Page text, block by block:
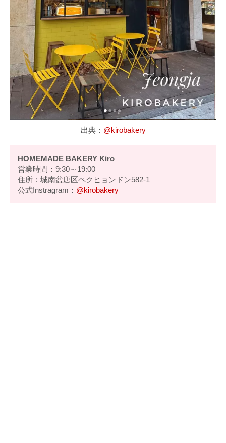
出典： @kirobakery
HOMEMADE BAKERY Kiro
営業時間：9:30～19:00
住所：城南盆唐区ペクヒョンドン582-1
公式Instragram： @kirobakery